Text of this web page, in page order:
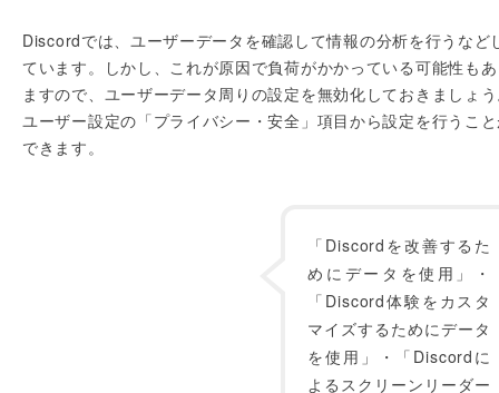
Discordでは、ユーザーデータを確認して情報の分析を行うなど
ています。しかし、これが原因で負荷がかかっている可能性も
ますので、ユーザーデータ周りの設定を無効化しておきましょ
ユーザー設定の「プライバシー・安全」項目から設定を行うこ
できます。
「Discordを改善するた
めにデータを使用」・
「Discord体験をカスタ
マイズするためにデータ
を使用」・「Discordに
よるスクリーンリーダー